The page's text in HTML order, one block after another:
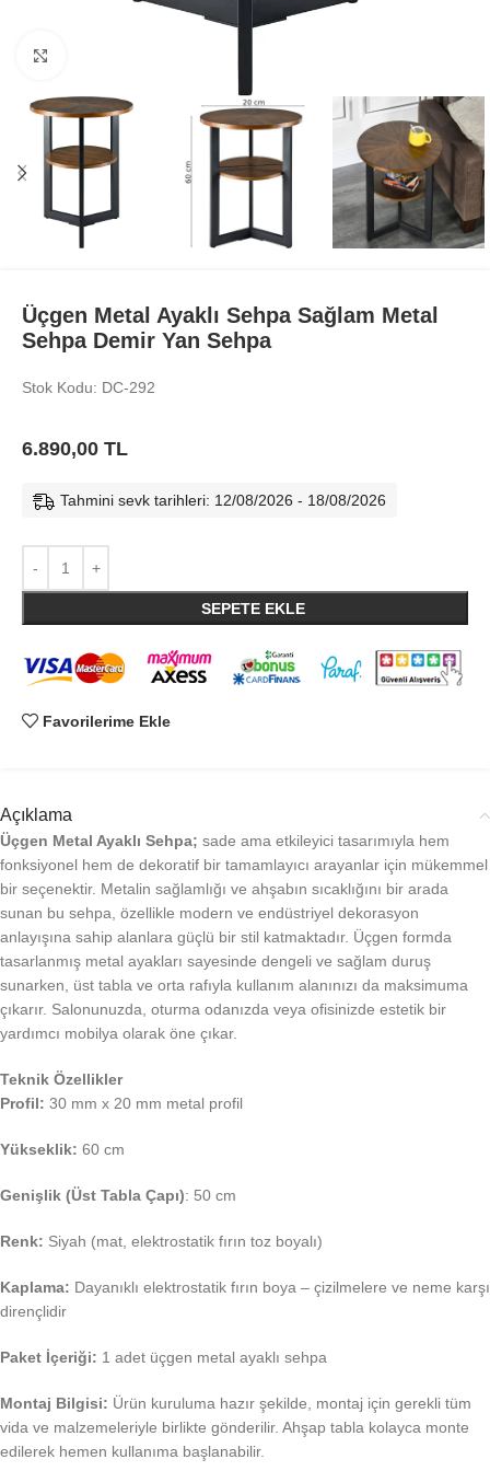
Üçgen Metal Ayaklı Sehpa Sağlam Metal
Sehpa Demir Yan Sehpa
Stok Kodu: DC-292
6.890,00 TL
Tahmini sevk tarihleri: 12/08/2026 - 18/08/2026
SEPETE EKLE
Favorilerime Ekle
Açıklama
Üçgen Metal Ayaklı Sehpa; sade ama etkileyici tasarımıyla hem
fonksiyonel hem de dekoratif bir tamamlayıcı arayanlar için mükemmel
bir seçenektir. Metalin sağlamlığı ve ahşabın sıcaklığını bir arada
sunan bu sehpa, özellikle modern ve endüstriyel dekorasyon
anlayışına sahip alanlara güçlü bir stil katmaktadır. Üçgen formda
tasarlanmış metal ayakları sayesinde dengeli ve sağlam duruş
sunarken, üst tabla ve orta rafıyla kullanım alanınızı da maksimuma
çıkarır. Salonunuzda, oturma odanızda veya ofisinizde estetik bir
yardımcı mobilya olarak öne çıkar.
Teknik Özellikler
Profil: 30 mm x 20 mm metal profil
Yükseklik: 60 cm
Genişlik (Üst Tabla Çapı): 50 cm
Renk: Siyah (mat, elektrostatik fırın toz boyalı)
Kaplama: Dayanıklı elektrostatik fırın boya – çizilmelere ve neme karşı
dirençlidir
Paket İçeriği: 1 adet üçgen metal ayaklı sehpa
Montaj Bilgisi: Ürün kuruluma hazır şekilde, montaj için gerekli tüm
vida ve malzemeleriyle birlikte gönderilir. Ahşap tabla kolayca monte
edilerek hemen kullanıma başlanabilir.